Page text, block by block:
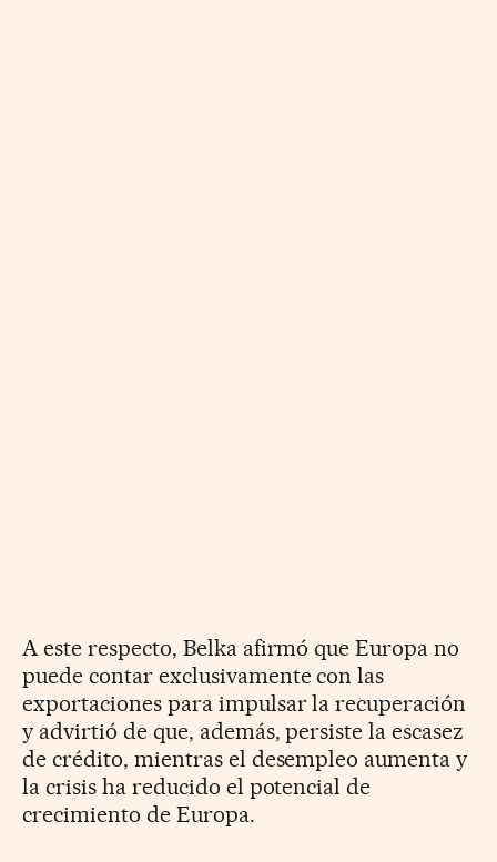
A este respecto, Belka afirmó que Europa no
puede contar exclusivamente con las
exportaciones para impulsar la recuperación
y advirtió de que, además, persiste la escasez
de crédito, mientras el desempleo aumenta y
la crisis ha reducido el potencial de
crecimiento de Europa.